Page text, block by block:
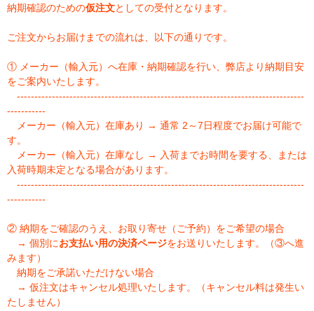
納期確認のための仮注文としての受付となります。
ご注文からお届けまでの流れは、以下の通りです。
① メーカー（輸入元）へ在庫・納期確認を行い、弊店より納期目安
をご案内いたします。
----------------------------------------------------------------------------------
-----------
メーカー（輸入元）在庫あり → 通常 2～7日程度でお届け可能で
す。
メーカー（輸入元）在庫なし → 入荷までお時間を要する、または
入荷時期未定となる場合があります。
----------------------------------------------------------------------------------
-----------
② 納期をご確認のうえ、お取り寄せ（ご予約）をご希望の場合
→ 個別にお支払い用の決済ページをお送りいたします。（③へ進
みます）
納期をご承諾いただけない場合
→ 仮注文はキャンセル処理いたします。（キャンセル料は発生い
たしません）